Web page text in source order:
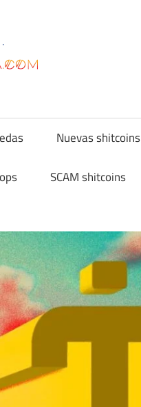
Nuevas shitcoins
SCAM shitcoins